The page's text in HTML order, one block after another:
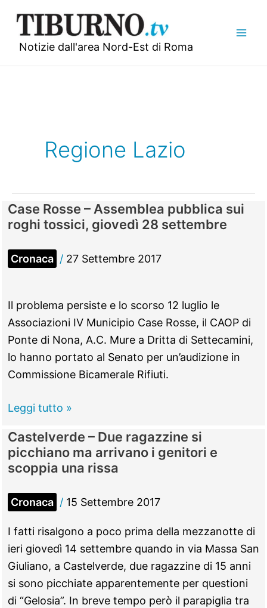
contenuto
Notizie dall'area Nord-Est di Roma
Regione Lazio
Case Rosse – Assemblea pubblica sui
roghi tossici, giovedì 28 settembre
Cronaca / 27 Settembre 2017
Il problema persiste e lo scorso 12 luglio le
Associazioni IV Municipio Case Rosse, il CAOP di
Ponte di Nona, A.C. Mure a Dritta di Settecamini,
lo hanno portato al Senato per un’audizione in
Commissione Bicamerale Rifiuti.
Case
–
Assemblea
pubblica
sui
roghi
tossici,
giovedì
28
settembre
Leggi tutto »
Castelverde – Due ragazzine si
picchiano ma arrivano i genitori e
scoppia una rissa
Cronaca / 15 Settembre 2017
I fatti risalgono a poco prima della mezzanotte di
ieri giovedì 14 settembre quando in via Massa San
Giuliano, a Castelverde, due ragazzine di 15 anni
si sono picchiate apparentemente per questioni
di “Gelosia”. In breve tempo però il parapiglia tra